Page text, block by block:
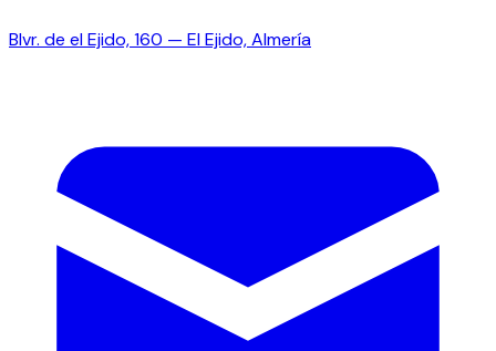
Blvr. de el Ejido, 160 — El Ejido, Almería